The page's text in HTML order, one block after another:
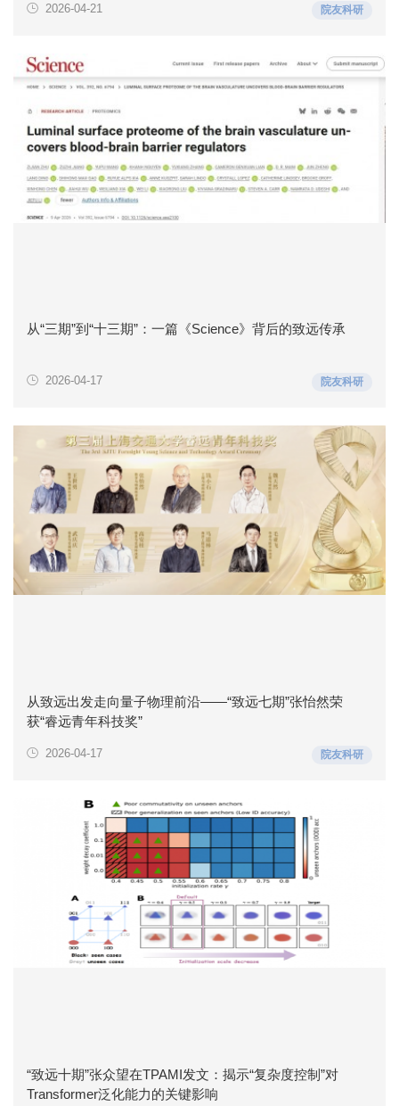
2026-04-21 院友科研
从“三期”到“十三期”：一篇《Science》背后的致远传承
2026-04-17 院友科研
从致远出发走向量子物理前沿——“致远七期”张怡然荣
获“睿远青年科技奖”
2026-04-17 院友科研
“致远十期”张众望在TPAMI发文：揭示“复杂度控制”对
Transformer泛化能力的关键影响